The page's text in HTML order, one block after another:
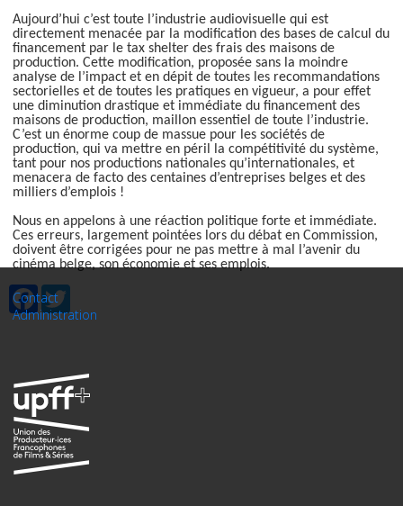
Aujourd’hui c’est toute l’industrie audiovisuelle qui est
directement menacée par la modification des bases de calcul du
financement par le tax shelter des frais des maisons de
production. Cette modification, proposée sans la moindre
analyse de l’impact et en dépit de toutes les recommandations
sectorielles et de toutes les pratiques en vigueur, a pour effet
une diminution drastique et immédiate du financement des
maisons de production, maillon essentiel de toute l’industrie.
C’est un énorme coup de massue pour les sociétés de
production, qui va mettre en péril la compétitivité du système,
tant pour nos productions nationales qu’internationales, et
menacera de facto des centaines d’entreprises belges et des
milliers d’emplois !
Nous en appelons à une réaction politique forte et immédiate.
Ces erreurs, largement pointées lors du débat en Commission,
doivent être corrigées pour ne pas mettre à mal l’avenir du
cinéma belge, son économie et ses emplois.
Facebook
Contact
Administration